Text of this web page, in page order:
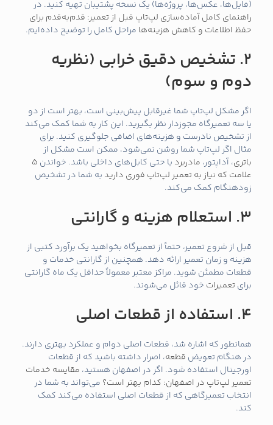
(فایل‌ها، عکس‌ها، پروژه‌ها) یک نسخه پشتیبان تهیه کنید. در
راهنمای کامل آماده‌سازی لپ‌تاپ قبل از تعمیر: قدم‌به‌قدم برای
حفظ اطلاعات و کاهش هزینه‌ها مراحل کامل را توضیح داده‌ایم.
2. تشخیص دقیق خرابی (نظریه
دوم و سوم)
اگر مشکل لپ‌تاپ شما غیرقابل پیش‌بینی است، بهتر است از دو
یا سه تعمیرگاه مجوزدار نظر بگیرید. این کار به شما کمک می‌کند
از تشخیص نادرست و هزینه‌های اضافی جلوگیری کنید. برای
مثال اگر لپ‌تاپ شما روشن نمی‌شود، ممکن است مشکل از
باتری، آداپتور، مادربرد یا حتی کابل‌های داخلی باشد. خواندن 5
علامت که نیاز به تعمیر لپ‌تاپ فوری دارید به شما در تشخیص
زودهنگام کمک می‌کند.
3. استعلام هزینه و گارانتی
قبل از شروع تعمیر، حتماً از تعمیرگاه بخواهید یک برآورد کتبی از
هزینه و زمان تعمیر ارائه دهد. همچنین از گارانتی خدمات و
قطعات مطمئن شوید. مراکز معتبر معمولاً حداقل یک ماه گارانتی
برای تعمیرات خود قائل می‌شوند.
4. استفاده از قطعات اصلی
همانطور که اشاره شد، قطعات اصلی دوام و عملکرد بهتری دارند.
در هنگام تعویض قطعه، اصرار داشته باشید که از قطعات
اورجینال استفاده شود. اگر در اصفهان هستید، مقایسه خدمات
تعمیر لپ‌تاپ در اصفهان: کدام بهتر است؟ می‌تواند به شما در
انتخاب تعمیرگاهی که از قطعات اصلی استفاده می‌کند کمک
کند.